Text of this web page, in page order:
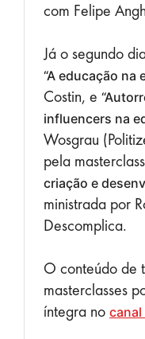
com Felipe
Já o segundo
“A educação na
Costin, e
influencers na
Wosgrau
pela masterclass
criação e
ministrada por
Descomplica.
O conteúdo de
masterclasses
íntegra no canal